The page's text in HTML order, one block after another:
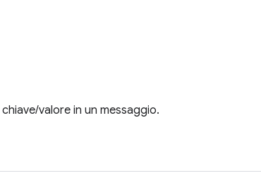
valore in un messaggio.